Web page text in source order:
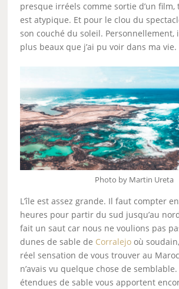
presque irréels comme sortie d’un film,
est atypique. Et pour le clou du
son couché du soleil. Personnellement,
plus beaux que j’ai pu voir dans ma vie.
Photo by Martin Ureta
L’île est assez grande. Il faut compter
heures pour partir du sud jusqu’au
fait un saut car nous ne voulions pas
dunes de sable de Corralejo où
réel sensation de vous trouver au
n’avais vu quelque chose de
étendues de sable vous apportent